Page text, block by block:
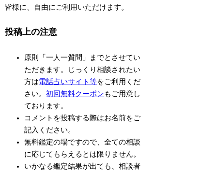
皆様に、自由にご利用いただけます。
投稿上の注意
原則「一人一質問」までとさせてい
ただきます。じっくり相談されたい
方は電話占いサイト等をご利用くだ
さい。初回無料クーポンもご用意し
ております。
コメントを投稿する際はお名前をご
記入ください。
無料鑑定の場ですので、全ての相談
に応じてもらえるとは限りません。
いかなる鑑定結果が出ても、相談者